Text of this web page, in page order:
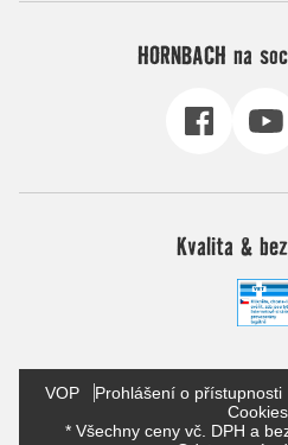
HORNBACH na
Kvalita &
VOP Prohlášení o přístupnosti
Cookies
* Všechny ceny vč. DPH a